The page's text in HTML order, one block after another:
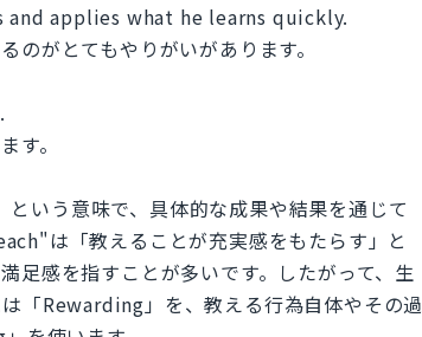
applies what he learns quickly.
がとてもやりがいがあります。
す。
いう意味で、具体的な成果や結果を通じて
は「教えることが充実感をもたらす」と
足感を指すことが多いです。したがって、生
「Rewarding」を、教える行為自体やその過